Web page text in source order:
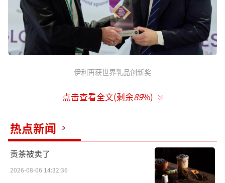
伊利再获世界乳品创新奖
大会现场，2026年度世界乳品创新奖（Wo
利集团凭借多项兼具科技含量、市场价值与消
费洞察的创新成果，荣获2项世界乳品创新奖、
10项提名奖和7项推荐奖。目前，伊利已连续七
年获得该奖项，成为在世界乳品创新奖斩获奖
点击查看全文(剩余89%)
热点新闻
贡茶被卖了
2026-08-06 14:32:36